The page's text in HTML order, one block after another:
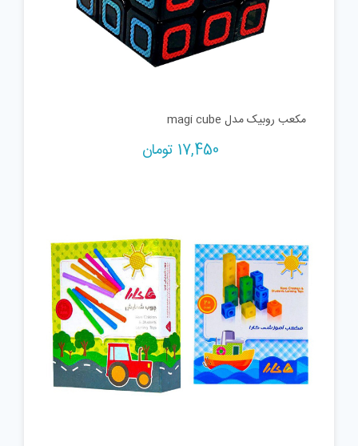
مکعب روبیک مدل magi cube
17,450 تومان